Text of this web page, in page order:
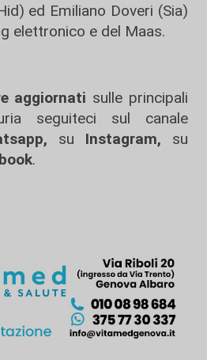
ed Emiliano Doveri (Sia)
elettronico e del Maas.
aggiornati sulle principali
seguiteci sul canale
su Instagram, su
.